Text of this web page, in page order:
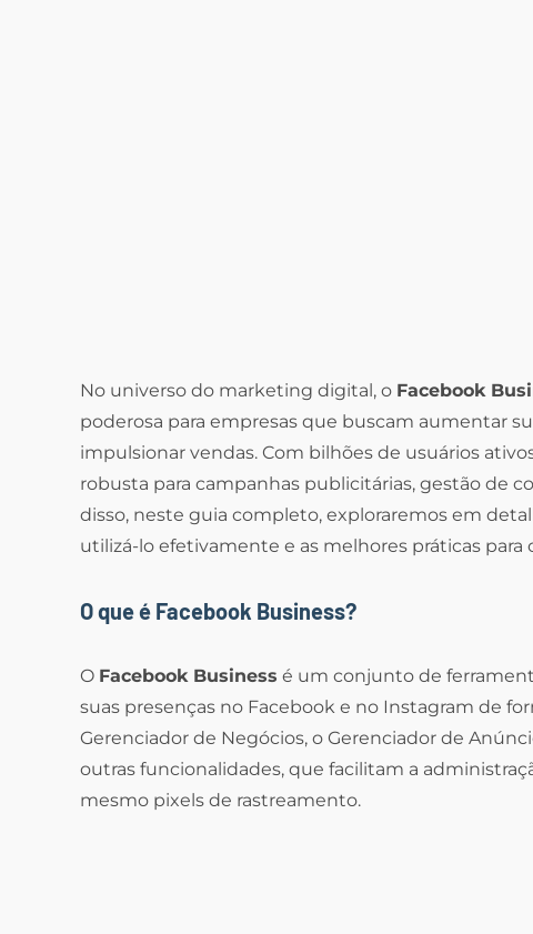
No universo do marketing digital, o Facebook
poderosa para empresas que buscam aumentar
impulsionar vendas. Com bilhões de usuários
robusta para campanhas publicitárias, gestão de
disso, neste guia completo, exploraremos em
utilizá-lo efetivamente e as melhores práticas
O que é Facebook Business?
O Facebook Business é um conjunto de
suas presenças no Facebook e no Instagram de
Gerenciador de Negócios, o Gerenciador de
outras funcionalidades, que facilitam a
mesmo pixels de rastreamento.